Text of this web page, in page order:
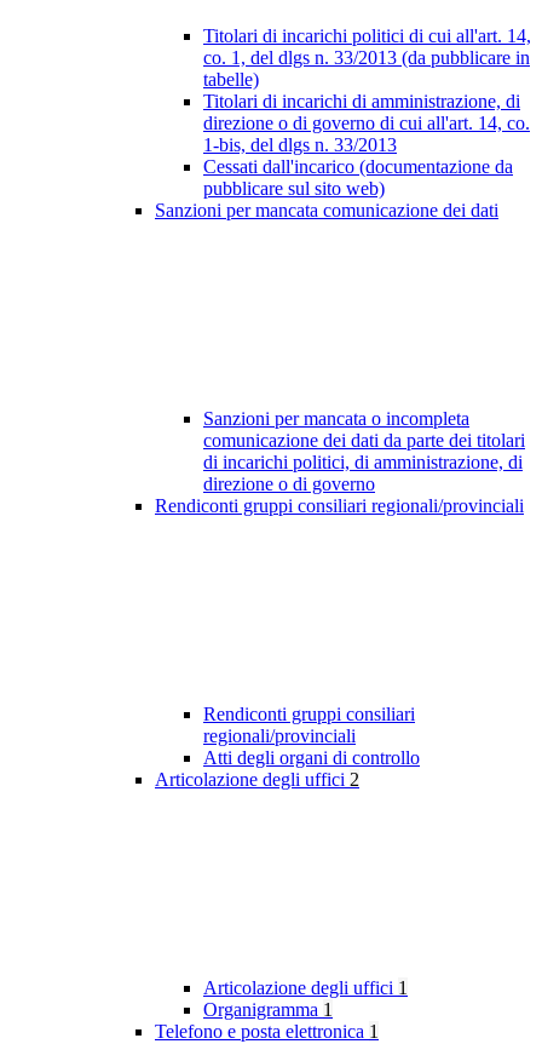
Titolari di incarichi politici di cui all'art. 14,
co. 1, del dlgs n. 33/2013 (da pubblicare in
tabelle)
Titolari di incarichi di amministrazione, di
direzione o di governo di cui all'art. 14, co.
1-bis, del dlgs n. 33/2013
Cessati dall'incarico (documentazione da
pubblicare sul sito web)
Sanzioni per mancata comunicazione dei dati
Sanzioni per mancata o incompleta
comunicazione dei dati da parte dei titolari
di incarichi politici, di amministrazione, di
direzione o di governo
Rendiconti gruppi consiliari regionali/provinciali
Rendiconti gruppi consiliari
regionali/provinciali
Atti degli organi di controllo
Articolazione degli uffici 2
Articolazione degli uffici 1
Organigramma 1
Telefono e posta elettronica 1